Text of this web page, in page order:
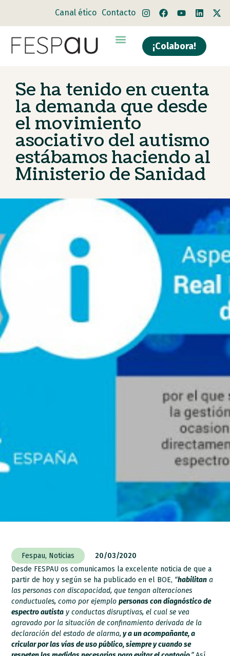
Canal ético Contacto
¡Colabora!
Se ha tenido en cuenta
la demanda que desde
el movimiento
asociativo del autismo
estábamos haciendo al
Ministerio de Sanidad
Fespau, Noticias
20/03/2020
Desde FESPAU os comunicamos la excelente noticia de que a
partir de hoy y según se ha publicado en el BOE, “habilitan a
las personas con discapacidad, que tengan alteraciones
conductuales, como por ejemplopersonas con diagnóstico de
espectro autista y conductas disruptivas, el cual se vea
agravado por la situación de confinamiento derivada de la
declaración del estado de alarma,y a un acompañante, a
cricular por las vías de uso público, siempre y cuando se